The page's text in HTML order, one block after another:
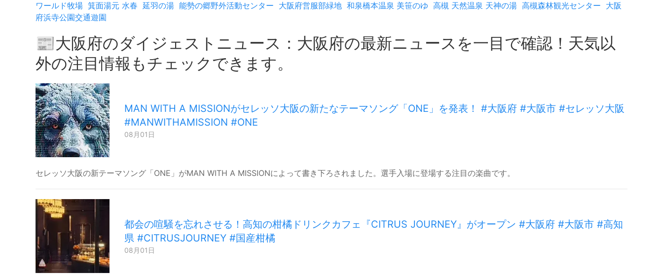
ワールド牧場 箕面湯元 水春 延羽の湯 能勢の郷野外活動センター 大阪府営服部緑地 和泉橋本温泉 美笹のゆ 高槻 天然温泉 天神の湯 高槻森林観光センター 大阪
府浜寺公園交通遊園
📰大阪府のダイジェストニュース：大阪府の最新ニュースを一目で確認！天気以
外の注目情報もチェックできます。
MAN WITH A MISSIONがセレッソ大阪の新たなテーマソング「ONE」を発表！ #大阪府 #大阪市 #セレッソ大阪
#MANWITHAMISSION #ONE
08月01日
セレッソ大阪の新テーマソング「ONE」がMAN WITH A MISSIONによって書き下ろされました。選手入場に登場する注目の楽曲です。
都会の喧騒を忘れさせる！高知の柑橘ドリンクカフェ『CITRUS JOURNEY』がオープン #大阪府 #大阪市 #高知
県 #CITRUSJOURNEY #国産柑橘
08月01日